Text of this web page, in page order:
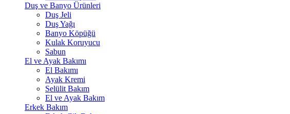
Duş ve Banyo Ürünleri
Duş Jeli
Duş Yağı
Banyo Köpüğü
Kulak Koruyucu
Sabun
El ve Ayak Bakımı
El Bakımı
Ayak Kremi
Selülit Bakım
El ve Ayak Bakım
Erkek Bakım